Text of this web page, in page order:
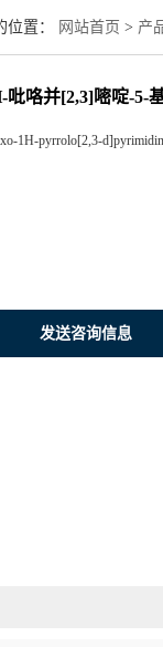
位置： 网站首页 > 产
吡咯并[2,3]嘧啶-5-
1H-pyrrolo[2,3-
发送咨询信息